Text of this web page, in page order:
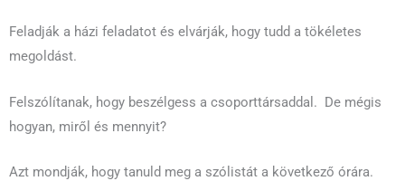
Feladják a házi feladatot és elvárják, hogy tudd a tökéletes
megoldást.
Felszólítanak, hogy beszélgess a csoporttársaddal. De mégis
hogyan, miről és mennyit?
Azt mondják, hogy tanuld meg a szólistát a következő órára.